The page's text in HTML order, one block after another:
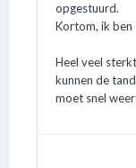
opgestuurd.
Kortom, ik ben
Heel veel
kunnen de
moet snel